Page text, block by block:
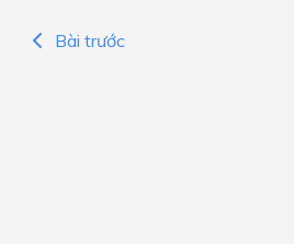
Bài trước